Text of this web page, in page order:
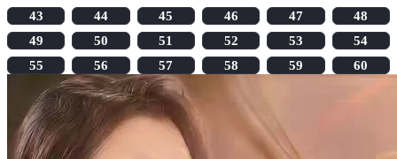
43
44 45 46 47
48
49
50 51 52 53
54
55
56 57 58 59 60